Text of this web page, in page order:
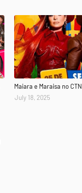
Maiara e Maraisa no CTN
July 18, 2025